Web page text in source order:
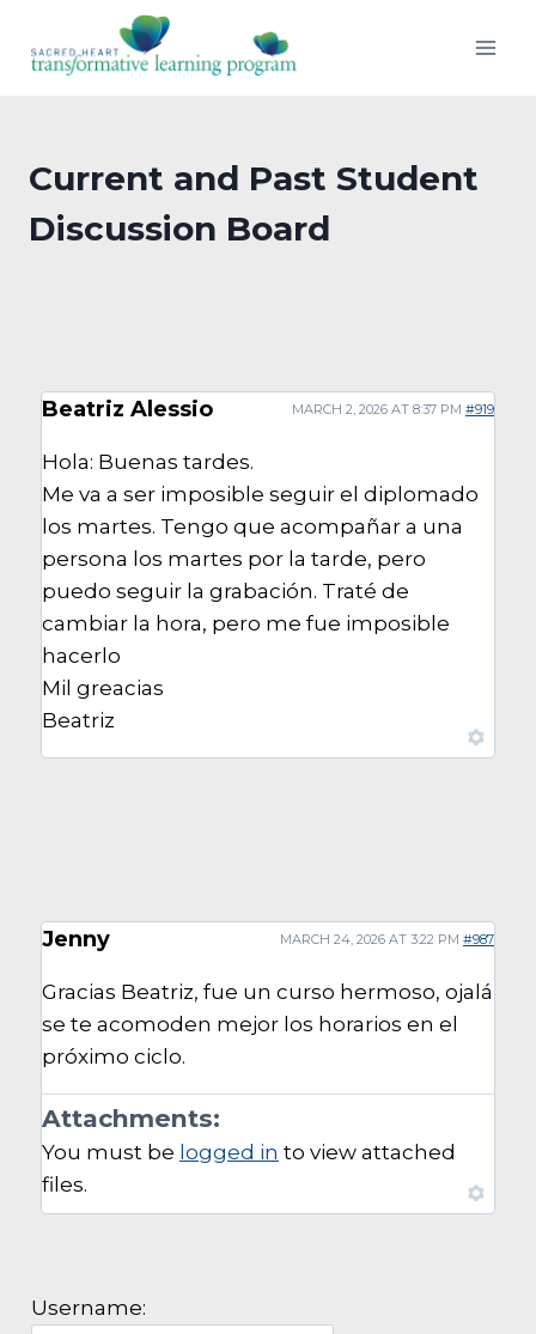
content
Current and Past Student
Discussion Board
Beatriz Alessio MARCH 2, 2026 AT 8:37 PM #919
Hola: Buenas tardes.
Me va a ser imposible seguir el diplomado
los martes. Tengo que acompañar a una
persona los martes por la tarde, pero
puedo seguir la grabación. Traté de
cambiar la hora, pero me fue imposible
hacerlo
Mil greacias
Beatriz
Jenny MARCH 24, 2026 AT 3:22 PM #987
Gracias Beatriz, fue un curso hermoso, ojalá
se te acomoden mejor los horarios en el
próximo ciclo.
Attachments:
You must be logged in to view attached
files.
Username: